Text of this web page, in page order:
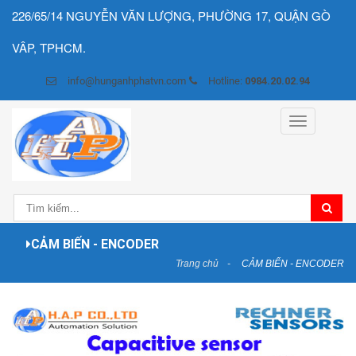
226/65/14 NGUYỄN VĂN LƯỢNG, PHƯỜNG 17, QUẬN GÒ
VÂP, TPHCM.
info@hunganhphatvn.com Hotline: 0984.20.02.94
Toggle
navigation
CẢM BIẾN - ENCODER
Trang chủ CẢM BIẾN - ENCODER